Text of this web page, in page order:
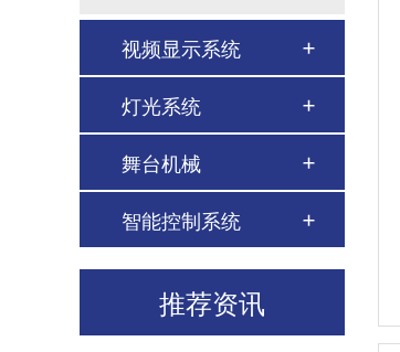
视频显示系统
灯光系统
舞台机械
智能控制系统
推荐资讯
无纸化会议系统优势分析-北京力创瑞和